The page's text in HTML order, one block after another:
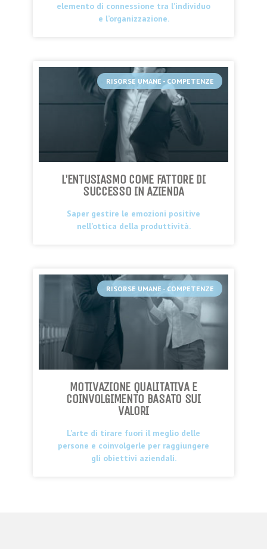
elemento di connessione tra l’individuo
e l’organizzazione.
RISORSE UMANE - COMPETENZE
L’ENTUSIASMO COME FATTORE DI
SUCCESSO IN AZIENDA
Saper gestire le emozioni positive
nell’ottica della produttività.
RISORSE UMANE - COMPETENZE
MOTIVAZIONE QUALITATIVA E
COINVOLGIMENTO BASATO SUI
VALORI
L’arte di tirare fuori il meglio delle
persone e coinvolgerle per raggiungere
gli obiettivi aziendali.